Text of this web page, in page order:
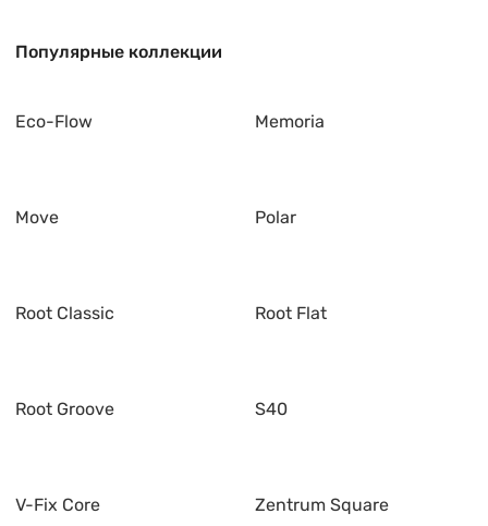
Популярные коллекции
Eco-Flow Memoria
Move Polar
Root Classic Root Flat
Root Groove S40
V-Fix Core Zentrum Square